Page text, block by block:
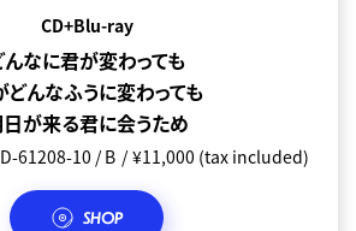
CD+Blu-ray
んなに君が変わっても
どんなふうに変わっても
が来る君に会うため
61208-10 / B ¥11,000 (tax included)
SHOP
CD+DVD
んなに君が変わっても
どんなふうに変わっても
が来る君に会うため
61121 / B ¥4,950 (tax included)
SHOP
CD only
んなに君が変わっても
どんなふうに変わっても
が来る君に会うため
61212 ¥ 1,100 (tax included)
SHOP